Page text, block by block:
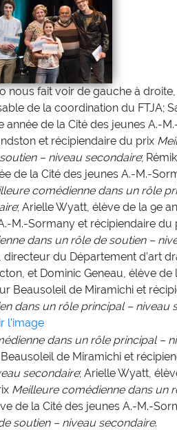
nous fait voir de gauche à
de la coordination du FTJA;
année de la Cité des jeunes A.-
et récipiendaire du prix
– niveau secondaire;
de la Cité des jeunes A.-M.-
comédienne dans un rôle
; Arielle Wyatt, élève de la 9e
M.-Sormany et récipiendaire du
dans un rôle de soutien –
directeur du Département d’art
et Dominic Geneau, élève de
Beausoleil de Miramichi et
dans un rôle principal – niveau
l'image
dans un rôle principal –
de Miramichi et
secondaire; Arielle Wyatt,
Meilleure comédienne dans un
de la Cité des jeunes A.-M.-
soutien – niveau secondaire.